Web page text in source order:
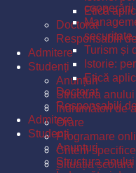
Etică
Doctorat
Responsabili
Admitere
Studenți
Anunțuri
Structura
Îndrumători de
Orare
Programare
Criterii
Situația școlară
securitate
Turism și
Istorie:
Etică
Doctorat
Responsabili
Admitere
Studenți
Anunțuri
Structura